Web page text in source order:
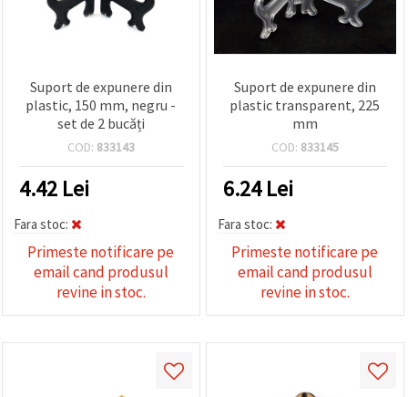
Suport de expunere din
plastic, 150 mm, negru -
set de 2 bucăți
COD: 833143
4.42 Lei
Fara stoc:
Primeste notificare pe
email cand produsul
revine in stoc.
Suport de expunere din
plastic transparent, 225
mm
COD: 833145
6.24Lei
Fara stoc:
Primeste notificare pe
email cand produsul
revine in stoc.